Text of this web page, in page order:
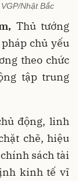
Nhật Bắc
Thủ tướng
chủ yếu
theo chức
tập trung
động, linh
chẽ, hiệu
sách tài
kinh tế vĩ